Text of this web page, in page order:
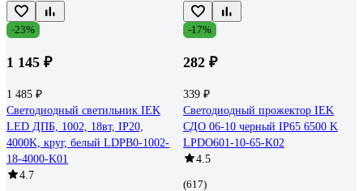
-23%
1 145 ₽
1 485 ₽
Светодиодный светильник IEK
LED ДПБ, 1002, 18вт, IP20,
4000K, круг, белый LDPB0-1002-
18-4000-K01
4.7
-17%
282 ₽
339 ₽
Светодиодный прожектор IEK
СДО 06-10 черный IP65 6500 K
LPDO601-10-65-K02
4.5
(617)